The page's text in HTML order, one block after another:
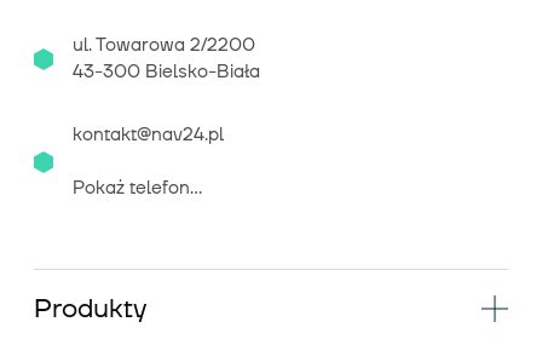
ul. Towarowa 2/2200
43-300 Bielsko-Biała
kontakt@nav24.pl
Pokaż telefon...
Produkty